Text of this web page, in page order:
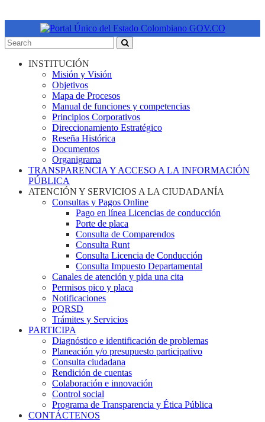
INSTITUCIÓN
Misión y Visión
Objetivos
Mapa de Procesos
Manual de funciones y competencias
Principios Corporativos
Direccionamiento Estratégico
Reseña Histórica
Documentos
Organigrama
TRANSPARENCIA Y ACCESO A LA INFORMACIÓN
PÚBLICA
ATENCIÓN Y SERVICIOS A LA CIUDADANÍA
Consultas y Pagos Online
Pago en línea Licencias de conducción
Porte de placa
Consulta de Comparendos
Consulta Runt
Consulta Licencia de Conducción
Consulta Impuesto Departamental
Canales de atención y pida una cita
Permisos pico y placa
Notificaciones
PQRSD
Trámites y Servicios
PARTICIPA
Diagnóstico e identificación de problemas
Planeación y/o presupuesto participativo​
Consulta ciudadana
Rendición de cuentas
Colaboración e innovación
Control social
Programa de Transparencia y Ética Pública
CONTÁCTENOS